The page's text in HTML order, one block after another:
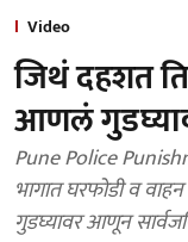
Video
जिथं दहशत
आणलं
Pune Police
भागात घरफोडी व
गुडघ्यावर आणून